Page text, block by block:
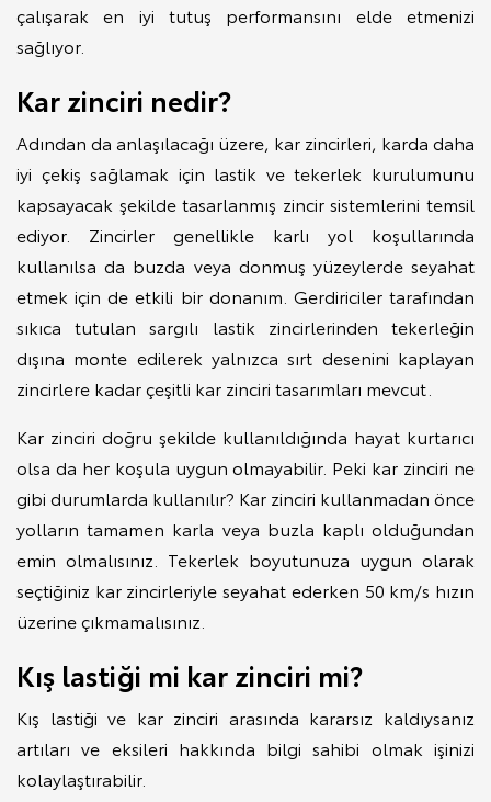
çalışarak en iyi tutuş performansını elde etmenizi
sağlıyor.
Kar zinciri nedir?
Adından da anlaşılacağı üzere, kar zincirleri, karda daha
iyi çekiş sağlamak için lastik ve tekerlek kurulumunu
kapsayacak şekilde tasarlanmış zincir sistemlerini temsil
ediyor. Zincirler genellikle karlı yol koşullarında
kullanılsa da buzda veya donmuş yüzeylerde seyahat
etmek için de etkili bir donanım. Gerdiriciler tarafından
sıkıca tutulan sargılı lastik zincirlerinden tekerleğin
dışına monte edilerek yalnızca sırt desenini kaplayan
zincirlere kadar çeşitli kar zinciri tasarımları mevcut.
Kar zinciri doğru şekilde kullanıldığında hayat kurtarıcı
olsa da her koşula uygun olmayabilir. Peki kar zinciri ne
gibi durumlarda kullanılır? Kar zinciri kullanmadan önce
yolların tamamen karla veya buzla kaplı olduğundan
emin olmalısınız. Tekerlek boyutunuza uygun olarak
seçtiğiniz kar zincirleriyle seyahat ederken 50 km/s hızın
üzerine çıkmamalısınız.
Kış lastiği mi kar zinciri mi?
Kış lastiği ve kar zinciri arasında kararsız kaldıysanız
artıları ve eksileri hakkında bilgi sahibi olmak işinizi
kolaylaştırabilir.